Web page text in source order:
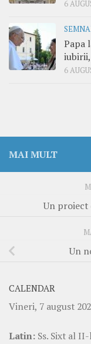
6
Papa
6
MAI MULT
Un proiect
Un
CALENDAR
Vineri, 7 august
Latin: Ss. Sixt al